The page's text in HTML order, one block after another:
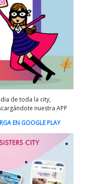
de toda la city,
nuestra APP
EN GOOGLE PLAY